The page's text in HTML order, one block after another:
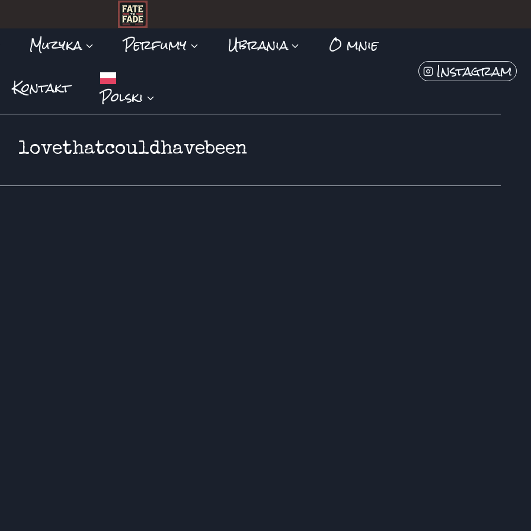
Muzyka Perfumy Ubrania
O mnie
Kontakt
Polski
Instagram
lovethatcouldhavebeen